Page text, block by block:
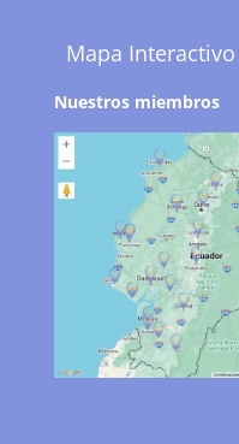
Mapa Interactivo
Nuestros miembros